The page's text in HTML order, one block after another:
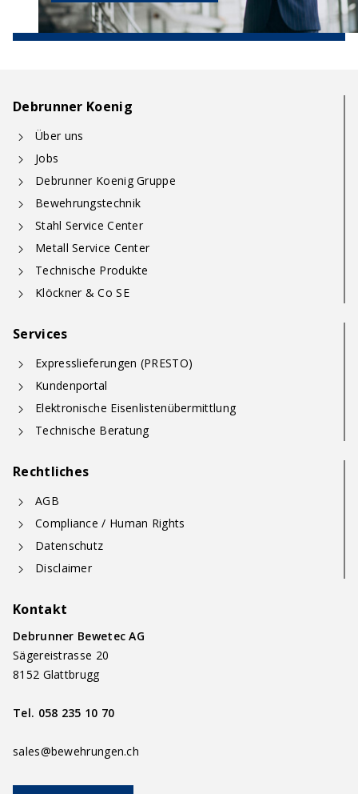
Debrunner Koenig
Über uns
Jobs
Debrunner Koenig Gruppe
Bewehrungstechnik
Stahl Service Center
Metall Service Center
Technische Produkte
Klöckner & Co SE
Services
Expresslieferungen (PRESTO)
Kundenportal
Elektronische Eisenlistenübermittlung
Technische Beratung
Rechtliches
AGB
Compliance / Human Rights
Datenschutz
Disclaimer
Kontakt
Debrunner Bewetec AG
Sägereistrasse 20
8152 Glattbrugg
Tel. 058 235 10 70
sales@bewehrungen.ch